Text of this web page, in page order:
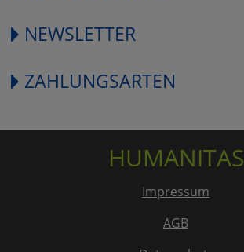
NEWSLETTER
ZAHLUNGSARTEN
HUMANITAS
Impressum
AGB